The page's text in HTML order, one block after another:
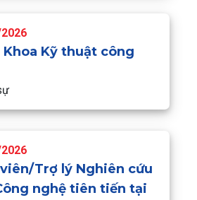
Kỹ thuật công
Trợ lý Nghiên cứu
nghệ tiên tiến tại